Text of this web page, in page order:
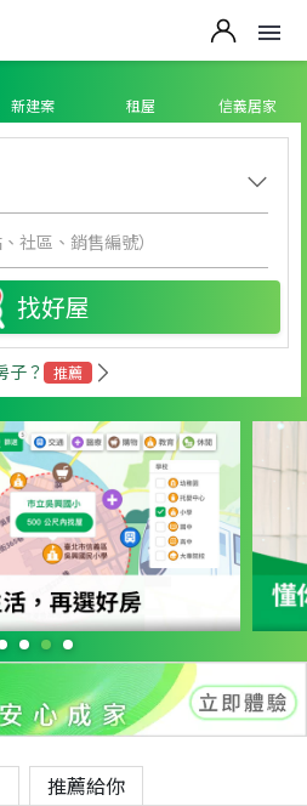
新建案 租屋 信義居家
找好屋
子？ 推薦
推薦給你